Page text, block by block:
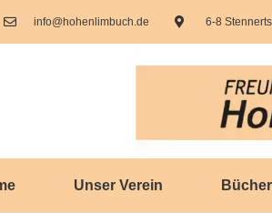
info@hohenlimbuch.de 6-8
Unser Verein